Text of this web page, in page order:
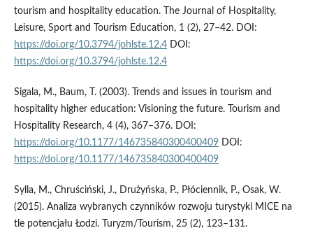
tourism and hospitality education. The Journal of Hospitality,
Leisure, Sport and Tourism Education, 1 (2), 27–42. DOI:
https://doi.org/10.3794/johlste.12.4DOI:
https://doi.org/10.3794/johlste.12.4
Sigala, M., Baum, T. (2003). Trends and issues in tourism and
hospitality higher education: Visioning the future. Tourism and
Hospitality Research, 4 (4), 367–376. DOI:
https://doi.org/10.1177/146735840300400409DOI:
https://doi.org/10.1177/146735840300400409
Sylla, M., Chruściński, J., Drużyńska, P., Płóciennik, P., Osak, W.
(2015). Analiza wybranych czynników rozwoju turystyki MICE na
tle potencjału Łodzi. Turyzm/Tourism, 25 (2), 123–131.